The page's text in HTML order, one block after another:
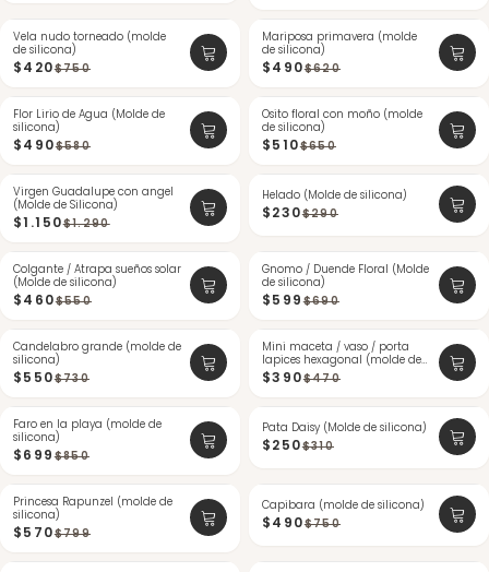
-44%
Vela nudo torneado (molde
de silicona)
$420$750
-20%
Mariposa primavera (molde
de silicona)
$490$620
-15%
Flor Lirio de Agua (Molde de
silicona)
$490$580
-21%
Osito floral con moño (molde
de silicona)
$510$650
-10%
ÚLTIMAS
Virgen Guadalupe con angel
(Molde de Silicona)
$1.150$1.290
-20%
Helado (Molde de silicona)
$230$290
-16%
Colgante / Atrapa sueños solar
(Molde de silicona)
$460$550
-13%
Gnomo / Duende Floral (Molde
de silicona)
$599$690
-24%
Candelabro grande (molde de
silicona)
$550$730
-17%
ÚLTIMAS
Mini maceta / vaso / porta
lapices hexagonal (molde de
si...
$390$470
-17%
Faro en la playa (molde de
silicona)
$699$850
-19%
Pata Daisy (Molde de silicona)
$250$310
-28%
Princesa Rapunzel (molde de
silicona)
$570$799
-34%
Capibara (molde de silicona)
$490$750